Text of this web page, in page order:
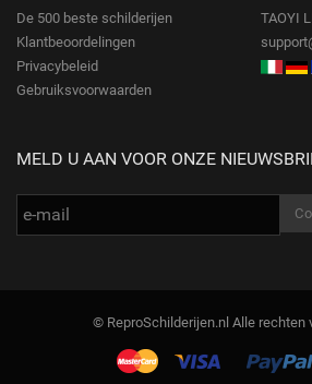
De 500 beste schilderijen
Klantbeoordelingen
Privacybeleid
Gebruiksvoorwaarden
TAOYI
MELD U AAN VOOR ONZE
© ReproSchilderijen.nl Alle rechten